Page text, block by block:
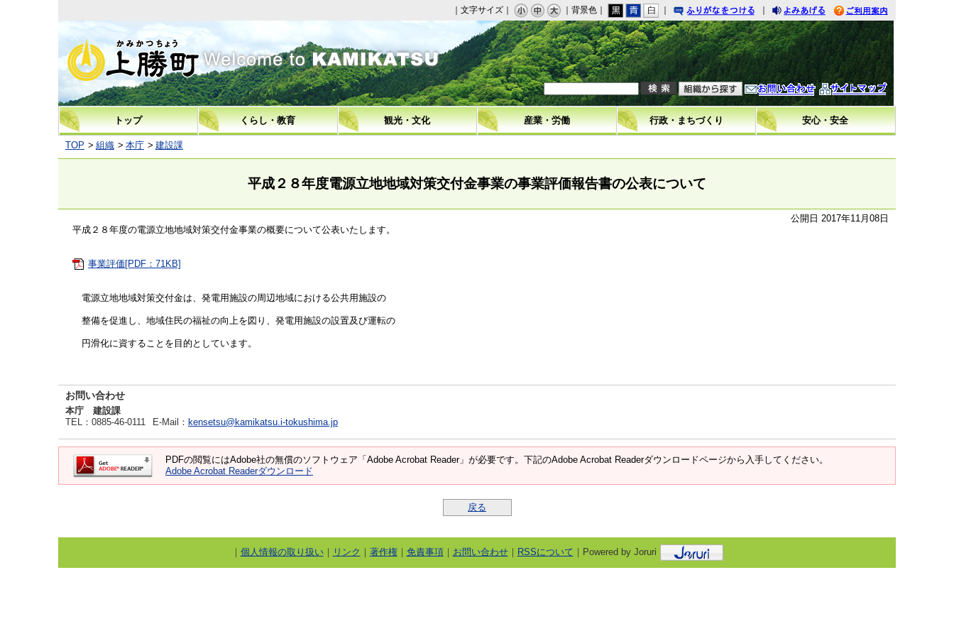
｜文字サイズ｜ ｜背景色｜
｜
りがなをつける
｜
みあげる
利用案内
上勝町 問い合わせ イトマップ
トップ くらし・教育 観光・文化 産業・労働 行政・まちづくり 安心・安全
TOP 組織 本庁 建設課
平成２８年度電源立地地域対策交付金事業の事業評価報告書の公表について
公開日 2017年11月08日
平成２８年度の電源立地地域対策交付金事業の概要について公表いたします。
事業評価[PDF：71KB]
電源立地地域対策交付金は、発電用施設の周辺地域における公共用施設の
整備を促進し、地域住民の福祉の向上を図り、発電用施設の設置及び運転の
円滑化に資することを目的としています。
お問い合わせ
本庁 建設課
TEL ：0885-46-0111 E-Mail ： kensetsu@kamikatsu.i-tokushima.jp
PDFの閲覧にはAdobe社の無償のソフトウェア「Adobe Acrobat Reader」が必要です。下記のAdobe Acrobat Readerダウンロードページから入手してください。
Adobe Acrobat Readerダウンロード
戻る
｜ 個人情報の取り扱い｜ リンク ｜ 著作権｜ 免責事項｜ お問い合わせ｜ RSSについて ｜Powered by Joruri